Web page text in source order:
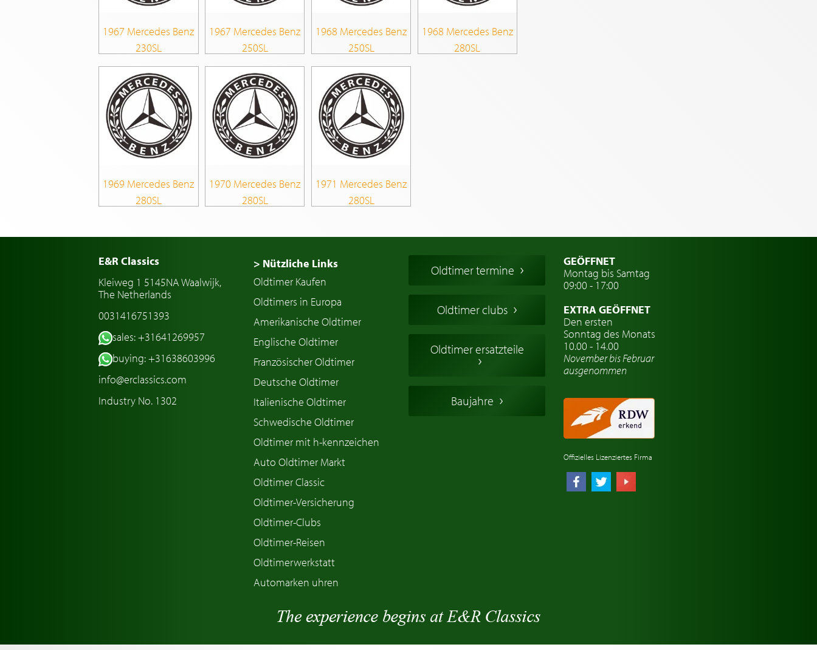
1967 Mercedes Benz
230SL
1967 Mercedes Benz
250SL
1968 Mercedes Benz
250SL
1968 Mercedes Benz
280SL
1969 Mercedes Benz
280SL
1970 Mercedes Benz
280SL
1971 Mercedes Benz
280SL
E&R Classics
Kleiweg 1 5145NA Waalwijk,
The Netherlands
0031416751393
sales: +31641269957
buying: +31638603996
info@erclassics.com
Industry No. 1302
> Nützliche Links
Oldtimer Kaufen
Oldtimers in Europa
Amerikanische Oldtimer
Englische Oldtimer
Französischer Oldtimer
Deutsche Oldtimer
Italienische Oldtimer
Schwedische Oldtimer
Oldtimer mit h-kennzeichen
Auto Oldtimer Markt
Oldtimer Classic
Oldtimer-Versicherung
Oldtimer-Clubs
Oldtimer-Reisen
Oldtimerwerkstatt
Automarken uhren
Oldtimer termine
Oldtimer clubs
Oldtimer ersatzteile
Baujahre
GEÖFFNET
Montag bis Samtag
09:00 - 17:00
EXTRA GEÖFFNET
Den ersten
Sonntag des Monats
10.00 - 14.00
November bis Februar
ausgenommen
Offizielles Lizenziertes Firma